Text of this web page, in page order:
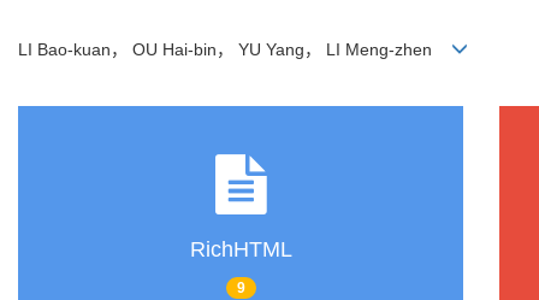
LI Bao-kuan， OU Hai-bin， YU Yang， LI Meng-zhen
RichHTML
9